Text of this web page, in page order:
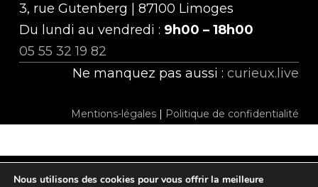
3, rue Gutenberg | 87100 Limoges
Du lundi au vendredi : 9h00 – 18h00
05 55 32 19 82
Ne manquez pas aussi :curieux.live
Mentions-légales | Politique de confidentialité
Nous utilisons des cookies pour vous offrir la meilleure